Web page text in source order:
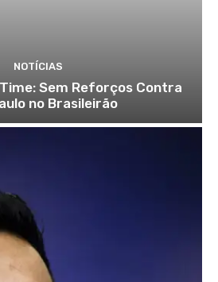
NOTÍCIAS
Sem Reforços Contra
no Brasileirão